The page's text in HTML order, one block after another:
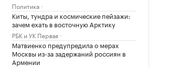
Политика
Киты, тундра и космические пейзажи:
зачем ехать в восточную Арктику
РБК и УК Первая
Матвиенко предупредила о мерах
Москвы из-за задержаний россиян в
Армении